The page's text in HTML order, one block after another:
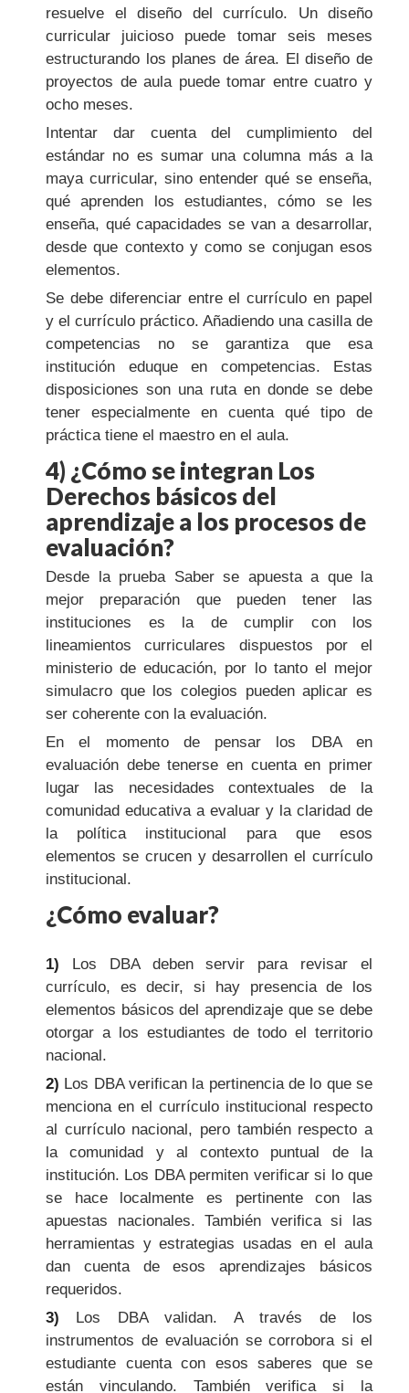
resuelve el diseño del currículo. Un diseño
curricular juicioso puede tomar seis meses
estructurando los planes de área. El diseño de
proyectos de aula puede tomar entre cuatro y
ocho meses.
Intentar dar cuenta del cumplimiento del
estándar no es sumar una columna más a la
maya curricular, sino entender qué se enseña,
qué aprenden los estudiantes, cómo se les
enseña, qué capacidades se van a desarrollar,
desde que contexto y como se conjugan esos
elementos.
Se debe diferenciar entre el currículo en papel
y el currículo práctico. Añadiendo una casilla de
competencias no se garantiza que esa
institución eduque en competencias. Estas
disposiciones son una ruta en donde se debe
tener especialmente en cuenta qué tipo de
práctica tiene el maestro en el aula.
4) ¿Cómo se integran Los
Derechos básicos del
aprendizaje a los procesos de
evaluación?
Desde la prueba Saber se apuesta a que la
mejor preparación que pueden tener las
instituciones es la de cumplir con los
lineamientos curriculares dispuestos por el
ministerio de educación, por lo tanto el mejor
simulacro que los colegios pueden aplicar es
ser coherente con la evaluación.
En el momento de pensar los DBA en
evaluación debe tenerse en cuenta en primer
lugar las necesidades contextuales de la
comunidad educativa a evaluar y la claridad de
la política institucional para que esos
elementos se crucen y desarrollen el currículo
institucional.
¿Cómo evaluar?
1) Los DBA deben servir para revisar el
currículo, es decir, si hay presencia de los
elementos básicos del aprendizaje que se debe
otorgar a los estudiantes de todo el territorio
nacional.
2) Los DBA verifican la pertinencia de lo que se
menciona en el currículo institucional respecto
al currículo nacional, pero también respecto a
la comunidad y al contexto puntual de la
institución. Los DBA permiten verificar si lo que
se hace localmente es pertinente con las
apuestas nacionales. También verifica si las
herramientas y estrategias usadas en el aula
dan cuenta de esos aprendizajes básicos
requeridos.
3) Los DBA validan. A través de los
instrumentos de evaluación se corrobora si el
estudiante cuenta con esos saberes que se
están vinculando. También verifica si la